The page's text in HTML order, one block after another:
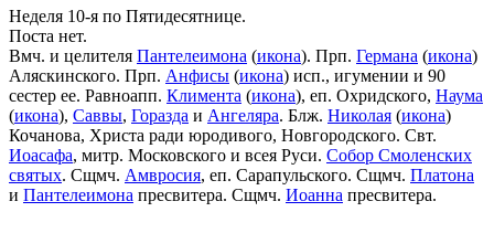
Неделя 10-я по Пятидесятнице.
Поста нет.
Вмч. и целителя Пантелеимона (икона). Прп. Германа (икона)
Аляскинского. Прп. Анфисы (икона) исп., игумении и 90
сестер ее. Равноапп. Климента (икона), еп. Охридского, Наума
(икона), Саввы, Горазда и Ангеляра. Блж. Николая (икона)
Кочанова, Христа ради юродивого, Новгородского. Свт.
Иоасафа, митр. Московского и всея Руси. Собор Смоленских
святых. Сщмч. Амвросия, еп. Сарапульского. Сщмч. Платона
и Пантелеимона пресвитера. Сщмч. Иоанна пресвитера.